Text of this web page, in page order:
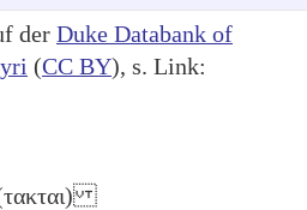
der Duke Databank of
(CC BY), s. Link: